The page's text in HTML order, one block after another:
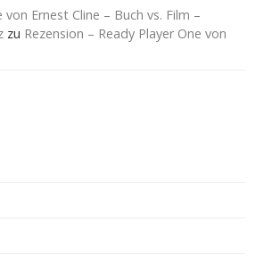
von Ernest Cline – Buch vs. Film –
zu Rezension – Ready Player One von